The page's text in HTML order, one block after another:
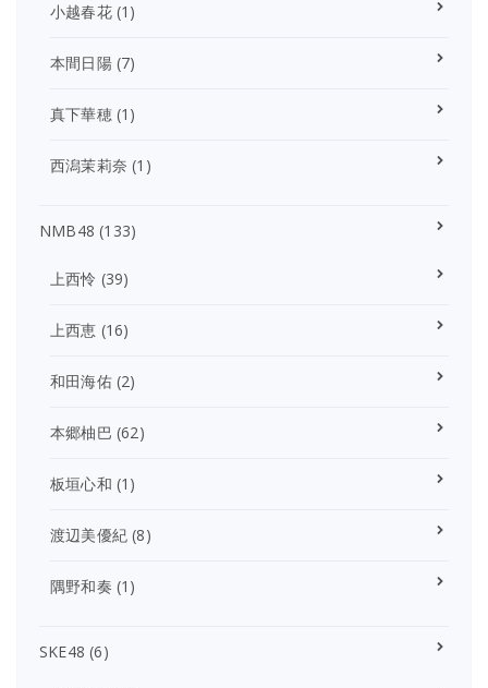
小越春花(1)
本間日陽(7)
真下華穂(1)
西潟茉莉奈 (1)
NMB48 (133)
上西怜 (39)
上西恵 (16)
和田海佑(2)
本郷柚巴 (62)
板垣心和 (1)
渡辺美優紀 (8)
隅野和奏 (1)
SKE48 (6)